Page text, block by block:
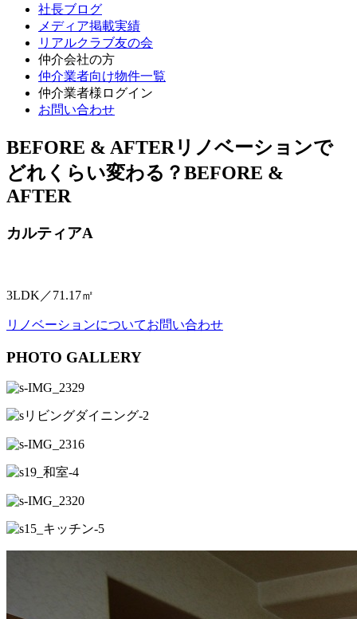
社長ブログ
メディア掲載実績
リアルクラブ友の会
仲介会社の方
仲介業者向け物件一覧
仲介業者様ログイン
お問い合わせ
BEFORE & AFTER リノベーションで
どれくらい変わる？BEFORE &
AFTER
カルティアA
3LDK／71.17㎡
リノベーションについてお問い合わせ
PHOTO GALLERY